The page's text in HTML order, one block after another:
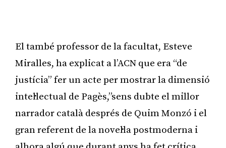
El també professor de la facultat, Esteve
Miralles, ha explicat a l’ACN que era “de
justícia” fer un acte per mostrar la dimensió
intel·lectual de Pagès,”sens dubte el millor
narrador català després de Quim Monzó i el
gran referent de la novel·la postmoderna i